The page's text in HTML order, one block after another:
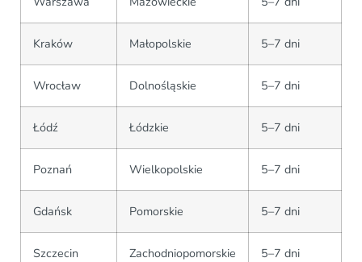
Kraków Małopolskie 5–7 dni
Wrocław Dolnośląskie 5–7 dni
Łódź Łódzkie 5–7 dni
Poznań Wielkopolskie 5–7 dni
Gdańsk Pomorskie 5–7 dni
Szczecin Zachodniopomorskie 5–7 dni